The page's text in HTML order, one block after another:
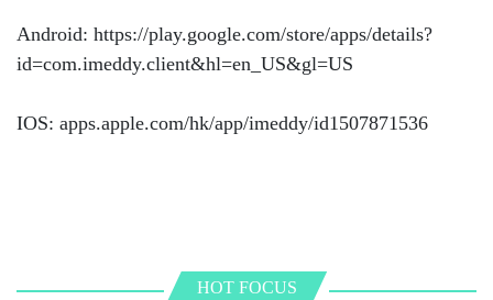
Android: https://play.google.com/store/apps/details?
id=com.imeddy.client&hl=en_US&gl=US
IOS: apps.apple.com/hk/app/imeddy/id1507871536
HOT FOCUS